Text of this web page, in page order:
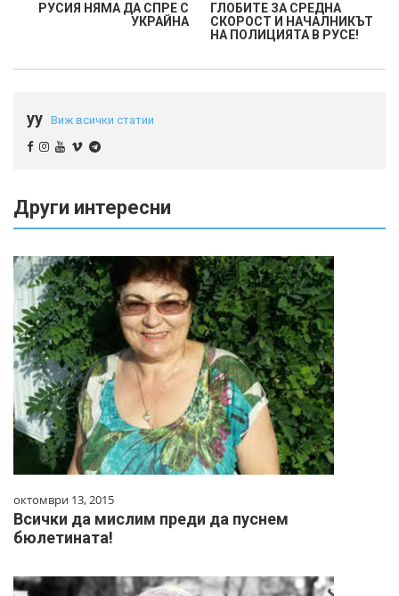
РУСИЯ НЯМА ДА СПРЕ С
УКРАЙНА
ГЛОБИТЕ ЗА СРЕДНА
СКОРОСТ И НАЧАЛНИКЪТ
НА ПОЛИЦИЯТА В РУСЕ!
yy Виж всички статии
Други интересни
октомври 13, 2015
Всички да мислим преди да пуснем
бюлетината!